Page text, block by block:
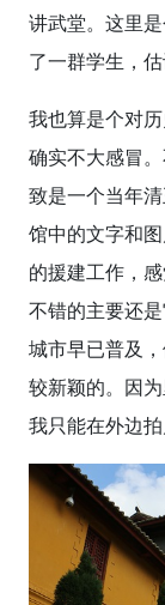
讲武堂。这里
了一群学生，
我也算是个对
确实不大感冒
致是一个当年
馆中的文字和
的援建工作，
不错的主要还
城市早已普及
较新颖的。因
我只能在外边拍